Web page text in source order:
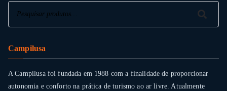
Pesquisar
Campilusa
A Campilusa foi fundada em 1988 com a finalidade de proporcionar
autonomia e conforto na prática de turismo ao ar livre. Atualmente